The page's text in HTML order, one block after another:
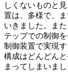
しくないものと
置は、多様で、
いきました。ま
テップでの制御
制御装置で実現
構成はどんどん
まってしまいまし